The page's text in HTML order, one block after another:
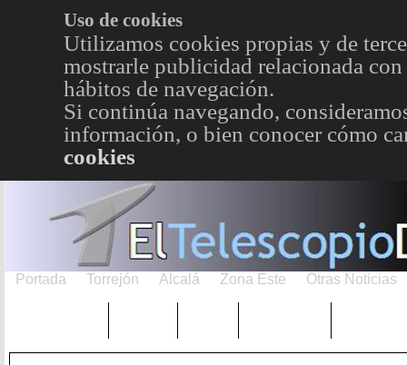
Uso de cookies
Utilizamos cookies propias y de
mostrarle publicidad relacionada
hábitos de navegación.
Si continúa navegando,
información, o bien conocer cómo
cookies
Portada Torrejón Alcalá Zona Este Otras Noticias